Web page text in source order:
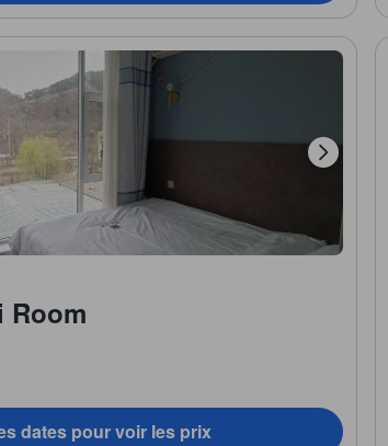
Room
dates pour voir les prix